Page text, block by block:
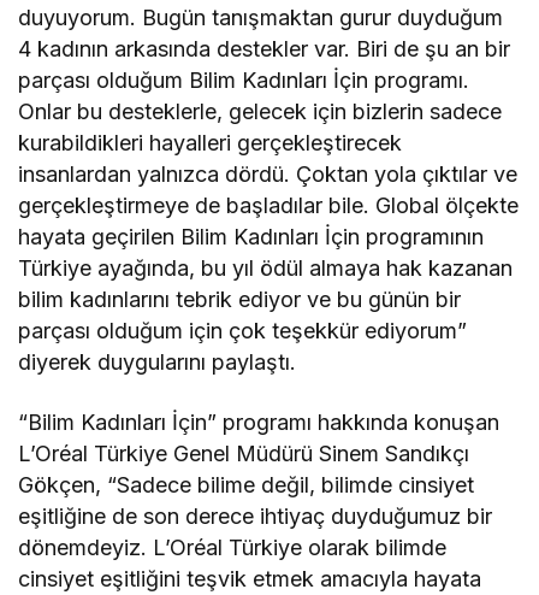
duyuyorum. Bugün tanışmaktan gurur duyduğum
4 kadının arkasında destekler var. Biri de şu an bir
parçası olduğum Bilim Kadınları İçin programı.
Onlar bu desteklerle, gelecek için bizlerin sadece
kurabildikleri hayalleri gerçekleştirecek
insanlardan yalnızca dördü. Çoktan yola çıktılar ve
gerçekleştirmeye de başladılar bile. Global ölçekte
hayata geçirilen Bilim Kadınları İçin programının
Türkiye ayağında, bu yıl ödül almaya hak kazanan
bilim kadınlarını tebrik ediyor ve bu günün bir
parçası olduğum için çok teşekkür ediyorum”
diyerek duygularını paylaştı.
“Bilim Kadınları İçin” programı hakkında konuşan
L’Oréal Türkiye Genel Müdürü Sinem Sandıkçı
Gökçen, “Sadece bilime değil, bilimde cinsiyet
eşitliğine de son derece ihtiyaç duyduğumuz bir
dönemdeyiz. L’Oréal Türkiye olarak bilimde
cinsiyet eşitliğini teşvik etmek amacıyla hayata